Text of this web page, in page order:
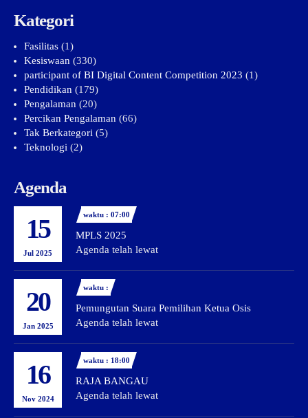
Kategori
Fasilitas (1)
Kesiswaan (330)
participant of BI Digital Content Competition 2023 (1)
Pendidikan (179)
Pengalaman (20)
Percikan Pengalaman (66)
Tak Berkategori (5)
Teknologi (2)
Agenda
15
Jul 2025
waktu : 07:00
MPLS 2025
Agenda telah lewat
20
Jan 2025
waktu :
Pemungutan Suara Pemilihan Ketua Osis
Agenda telah lewat
16
Nov 2024
waktu : 18:00
RAJA BANGAU
Agenda telah lewat